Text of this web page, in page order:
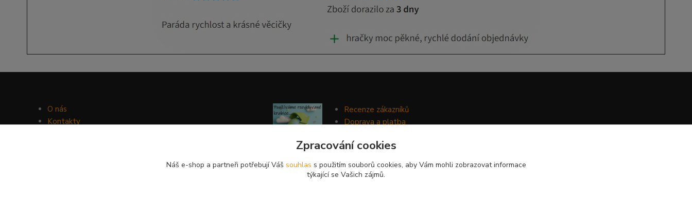
O nás
Kontakty
Recenze zákazníků
Doprava a platba
Obchodní podmínky
Zpracování cookies
Náš e-shop a partneři potřebují Váš souhlas s použitím souborů cookies, aby Vám mohli zobrazovat informace
týkající se Vašich zájmů.